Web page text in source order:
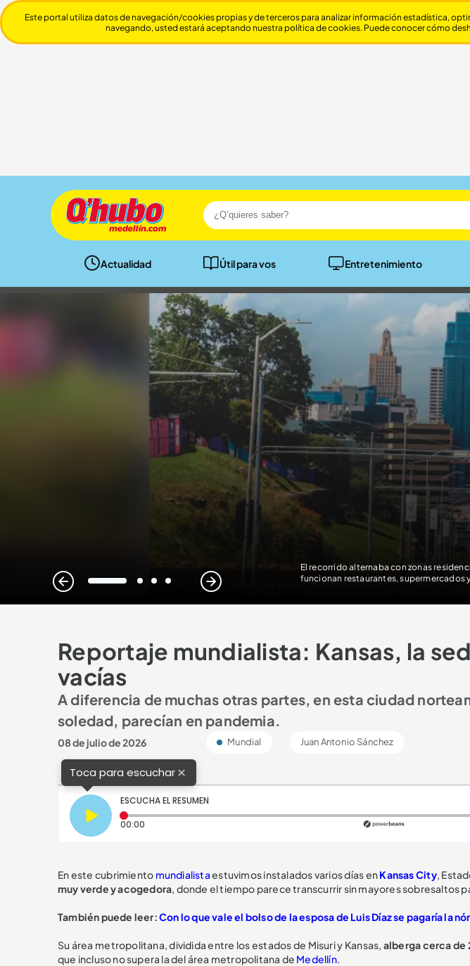
Actualidad Útil para vos Entretenimiento
El recorrido alternaba con zonas
funcionan restaurantes, supermercados
1 2 3 4
Reportaje mundialista: Kansas, la
vacías
A diferencia de muchas otras partes, en esta ciudad
soledad, parecían en pandemia.
08 de julio de 2026 Mundial Juan Antonio Sánchez
Toca para escuchar×
ESCUCHA EL RESUMEN
00:00
En este cubrimiento mundialistaestuvimos instalados varios días enKansas City,
muy verde y acogedora, donde el tiempo parece transcurrir sin mayores sobresaltos
También puede leer:Con lo que vale el bolso de la esposa de Luis Díaz se pagaría la
Su área metropolitana, dividida entre los estados de Misuri y Kansas, alberga cerca de
que incluso no supera la del área metropolitana de Medellín.
Este portal utiliza datos de navegación/cookies propias y de terceros para analizar información estadística,
navegando, usted estará aceptando nuestra política de cookies. Puede conocer cómo